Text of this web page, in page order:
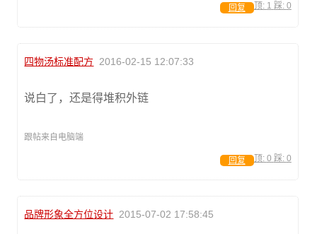
顶: 1 踩: 0
回复
四物汤标准配方 2016-02-15 12:07:33
说白了，还是得堆积外链
跟帖来自电脑端
顶: 0 踩: 0
回复
品牌形象全方位设计 2015-07-02 17:58:45